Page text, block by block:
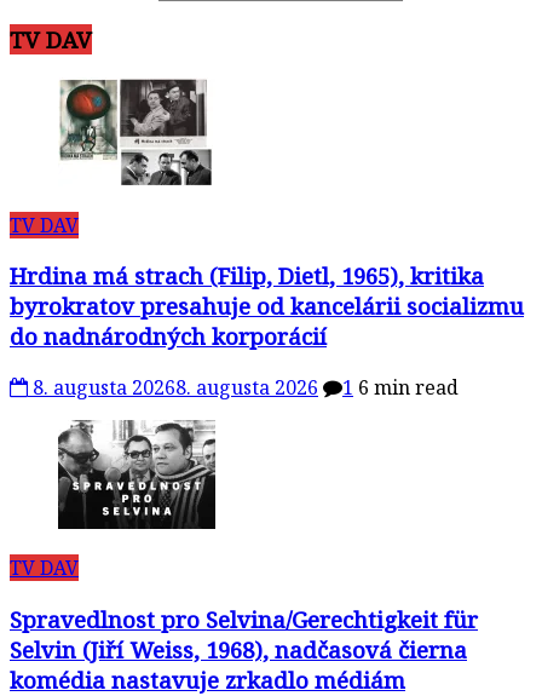
TV DAV
TV DAV
Hrdina má strach (Filip, Dietl, 1965), kritika
byrokratov presahuje od kancelárii socializmu
do nadnárodných korporácií
8. augusta 20268. augusta 2026 1 6 min read
TV DAV
Spravedlnost pro Selvina/Gerechtigkeit für
Selvin (Jiří Weiss, 1968), nadčasová čierna
komédia nastavuje zrkadlo médiám